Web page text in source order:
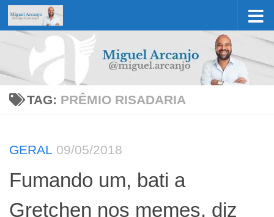
Skip to content
TAG: PRÊMIO RISADARIA
GERAL 09/05/2018
Fumando um, bati a
Gretchen nos memes, diz